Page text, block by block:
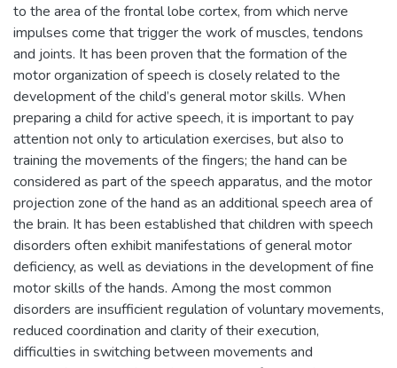
to the area of the frontal lobe cortex, from which nerve
impulses come that trigger the work of muscles, tendons
and joints. It has been proven that the formation of the
motor organization of speech is closely related to the
development of the child’s general motor skills. When
preparing a child for active speech, it is important to pay
attention not only to articulation exercises, but also to
training the movements of the fingers; the hand can be
considered as part of the speech apparatus, and the motor
projection zone of the hand as an additional speech area of
the brain. It has been established that children with speech
disorders often exhibit manifestations of general motor
deficiency, as well as deviations in the development of fine
motor skills of the hands. Among the most common
disorders are insufficient regulation of voluntary movements,
reduced coordination and clarity of their execution,
difficulties in switching between movements and